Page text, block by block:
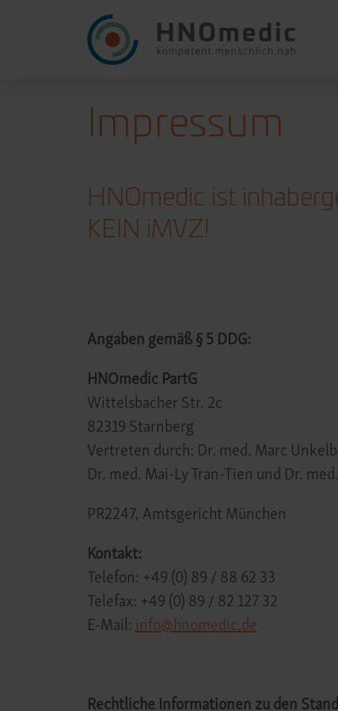
Impressum
HNOmedic ist
KEIN iMVZ!
Angaben gemäß§ 5 DDG:
HNOmedic PartG
Wittelsbacher Str. 2c
82319 Starnberg
Vertreten durch: Dr. med. Marc
Dr. med. Mai-Ly Tran-Tien und Dr.
PR2247, Amtsgericht München
Kontakt:
Telefon: +49 (0) 89 / 88 62 33
Telefax: +49 (0) 89 / 82 127 32
E-Mail: info@hnomedic.de
Rechtliche Informationen zu den